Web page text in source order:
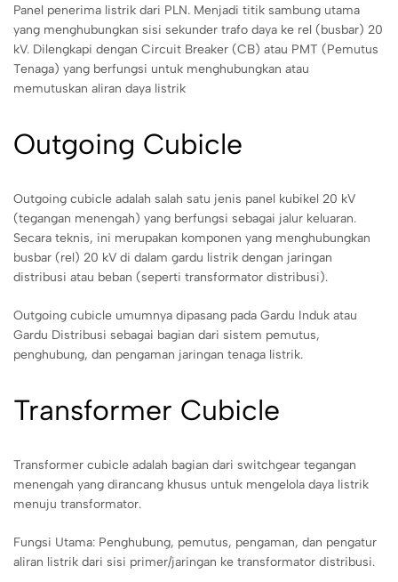
Panel penerima listrik dari PLN. Menjadi titik sambung utama
yang menghubungkan sisi sekunder trafo daya ke rel (busbar) 20
kV. Dilengkapi dengan Circuit Breaker (CB) atau PMT (Pemutus
Tenaga) yang berfungsi untuk menghubungkan atau
memutuskan aliran daya listrik
Outgoing Cubicle
Outgoing cubicle adalah salah satu jenis panel kubikel 20 kV
(tegangan menengah) yang berfungsi sebagai jalur keluaran.
Secara teknis, ini merupakan komponen yang menghubungkan
busbar (rel) 20 kV di dalam gardu listrik dengan jaringan
distribusi atau beban (seperti transformator distribusi).
Outgoing cubicle umumnya dipasang pada Gardu Induk atau
Gardu Distribusi sebagai bagian dari sistem pemutus,
penghubung, dan pengaman jaringan tenaga listrik.
Transformer Cubicle
Transformer cubicle adalah bagian dari switchgear tegangan
menengah yang dirancang khusus untuk mengelola daya listrik
menuju transformator.
Fungsi Utama: Penghubung, pemutus, pengaman, dan pengatur
aliran listrik dari sisi primer/jaringan ke transformator distribusi.